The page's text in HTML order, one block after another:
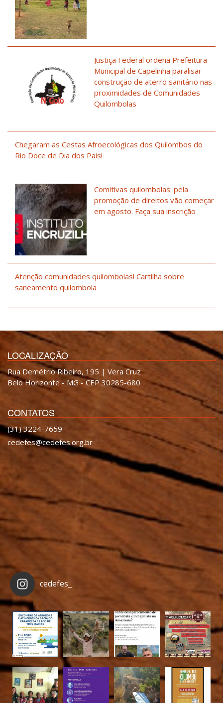
Justiça Federal ordena Prefeitura
Municipal de Capelinha paralisar
construção de aterro sanitário nas
proximidades de Comunidades
Quilombolas
Chegaram as Cestas Afroecológicas dos Quilombos do
Rio Doce de Dia dos Pais!
Comitivas quilombolas: pela
promoção de direitos vão começar
em agosto. Faça sua inscrição
Atenção comunidades quilombolas! Cartilha sobre
saneamento quilombola
LOCALIZAÇÃO
Rua Demétrio Ribeiro, 195 | Vera Cruz
Belo Horizonte - MG - CEP 30285-680
CONTATOS
(31) 3224-7659
cedefes@cedefes.org.br
cedefes_